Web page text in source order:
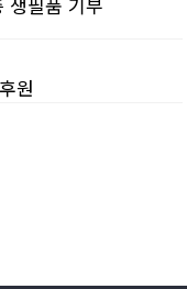
원